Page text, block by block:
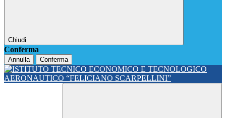
Chiudi
Conferma
Annulla Conferma